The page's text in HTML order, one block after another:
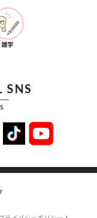
雑学
SNS